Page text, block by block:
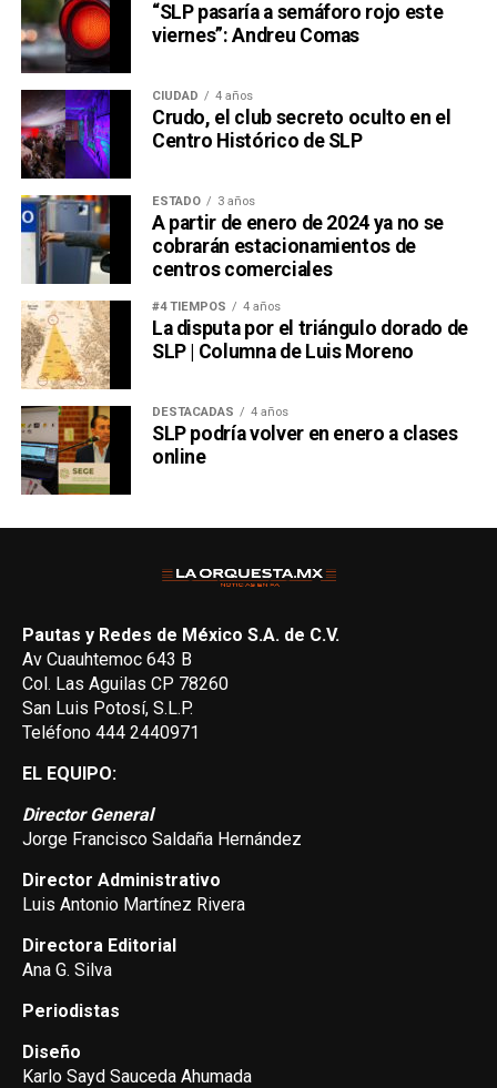
“SLP pasaría a semáforo rojo este
viernes”: Andreu Comas
CIUDAD 4 años
Crudo, el club secreto oculto en el
Centro Histórico de SLP
ESTADO 3 años
A partir de enero de 2024 ya no se
cobrarán estacionamientos de
centros comerciales
#4 TIEMPOS 4 años
La disputa por el triángulo dorado de
SLP | Columna de Luis Moreno
DESTACADAS 4 años
SLP podría volver en enero a clases
online
Pautas y Redes de México S.A. de C.V.
Av Cuauhtemoc 643 B
Col. Las Aguilas CP 78260
San Luis Potosí, S.L.P.
Teléfono 444 2440971
EL EQUIPO:
Director General
Jorge Francisco Saldaña Hernández
Director Administrativo
Luis Antonio Martínez Rivera
Directora Editorial
Ana G. Silva
Periodistas
Diseño
Karlo Sayd Sauceda Ahumada